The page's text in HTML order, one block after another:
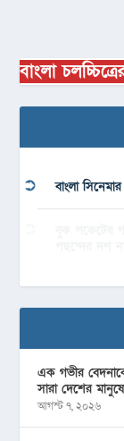
বাংলা
বাংলা
এক গভীর
সারা দেশের
আগস্ট ৭, ২০২৬